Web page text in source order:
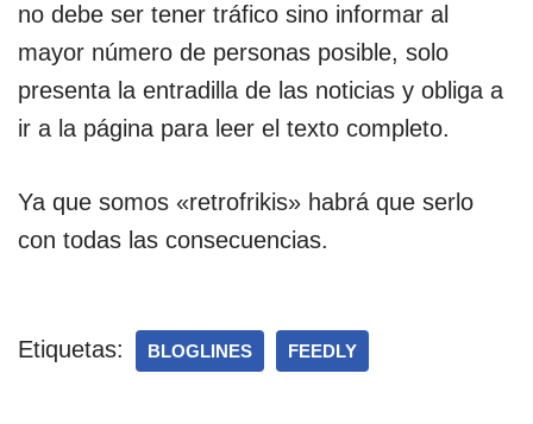
no debe ser tener tráfico sino informar al
mayor número de personas posible, solo
presenta la entradilla de las noticias y obliga a
ir a la página para leer el texto completo.
Ya que somos «retrofrikis» habrá que serlo
con todas las consecuencias.
Etiquetas: BLOGLINES FEEDLY